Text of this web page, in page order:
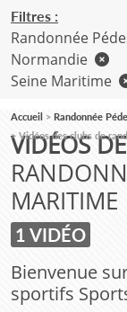
VIDÉOS
MARITIME
1 VIDÉO
Bienvenue
sportifs
Filtres :
Randonnée
Normandie
Seine Maritime
Accueil Randonnée
Vidéos des clubs de